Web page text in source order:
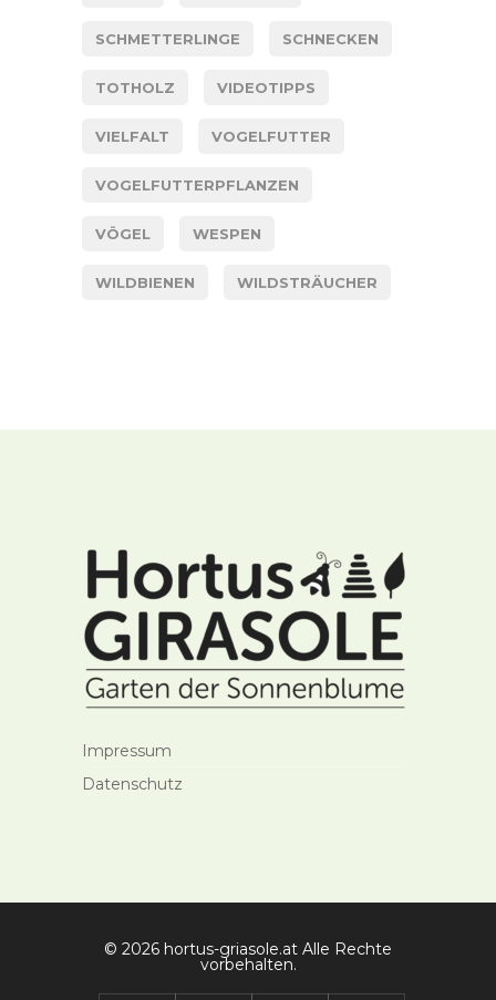
SCHMETTERLINGE SCHNECKEN
TOTHOLZ VIDEOTIPPS
VIELFALT VOGELFUTTER
VOGELFUTTERPFLANZEN
VÖGEL WESPEN
WILDBIENEN WILDSTRÄUCHER
Impressum
Datenschutz
© 2026 hortus-griasole.at Alle Rechte
vorbehalten.